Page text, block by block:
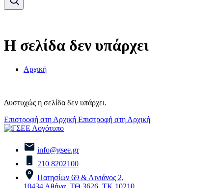
Η σελίδα δεν υπάρχει
Αρχική
Δυστυχώς η σελίδα δεν υπάρχει.
Επιστροφή στη Αρχική Επιστροφή στη Αρχική
info@gsee.gr
210 8202100
Πατησίων 69 & Αινιάνος 2,